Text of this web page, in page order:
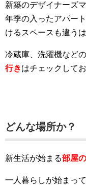
新築のデザイナーズ
年季の入ったアパー
けるスペースも違うは
冷蔵庫、洗濯機など
行きはチェックして
どんな場所か？
新生活が始まる部屋
一人暮らしが始まっ